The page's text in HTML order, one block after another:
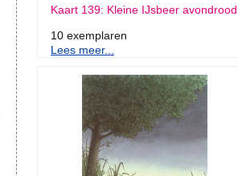
Kaart 139: Kleine IJsbeer avondrood
10 exemplaren
Lees meer...